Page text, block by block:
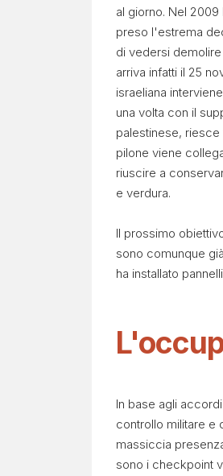
al giorno. Nel
preso l'estrema
di vedersi
arriva infatti il 25
israeliana
una volta con il
palestinese, riesce
pilone viene
riuscire a
e verdura.
Il prossimo
sono comunque
ha installato
In base agli
controllo militare e
massiccia
sono i checkpoint